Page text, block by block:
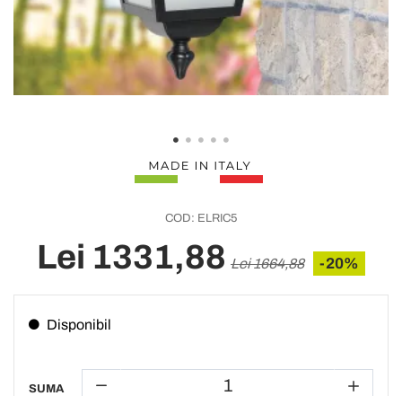
COD: ELRIC5
Lei 1331,88 Lei 1664,88 -20%
Disponibil
SUMA